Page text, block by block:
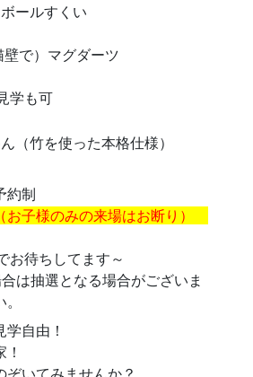
ールすくい
壁で）マグダーツ
学も可
（竹を使った本格仕様）
約制
お子様のみの来場はお断り）
お待ちしてます～
は抽選となる場合がございま
自由！
いてみませんか？